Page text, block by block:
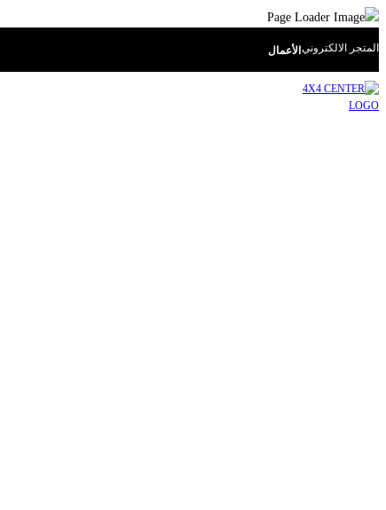
المتجر الالكتروني الأعمال